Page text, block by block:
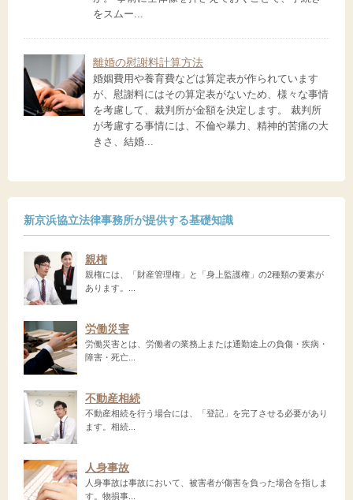
をスムー...
離婚の慰謝料計算方法
婚姻費用や養育費などは算定表が作られています
が、慰謝料にはその算定表がないため、様々な事情
を考慮して、裁判所が金額を決定します。 裁判所
が考慮する事情には、不倫や暴力、精神的苦痛の大
きさ、結婚...
新京浜協立法律事務所が提供する基礎知識
親権
親権には、「財産管理権」と「身上監護権」の2種類の要素が
あります。...
労働災害
労働災害とは、労働者の業務上または通勤途上の負傷・疾病・
障害・死亡...
不動産相続
不動産相続を行う場合には、「登記」を完了させる必要があり
ます。相続...
人身事故
人身事故は事故において、被害者が傷害を負った場合を指しま
す。物損事...